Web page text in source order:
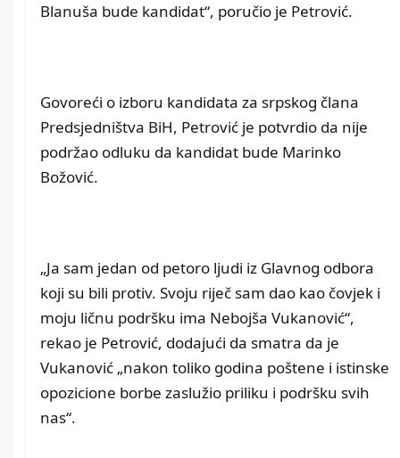
Blanuša bude kandidat“, poručio je Petrović.
Govoreći o izboru kandidata za srpskog člana
Predsjedništva BiH, Petrović je potvrdio da nije
podržao odluku da kandidat bude Marinko
Božović.
„Ja sam jedan od petoro ljudi iz Glavnog odbora
koji su bili protiv. Svoju riječ sam dao kao čovjek i
moju ličnu podršku ima Nebojša Vukanović“,
rekao je Petrović, dodajući da smatra da je
Vukanović „nakon toliko godina poštene i istinske
opozicione borbe zaslužio priliku i podršku svih
nas“.